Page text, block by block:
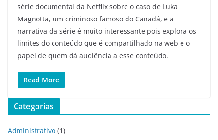
série documental da Netflix sobre o caso de Luka
Magnotta, um criminoso famoso do Canadá, e a
narrativa da série é muito interessante pois explora os
limites do conteúdo que é compartilhado na web e o
papel de quem dá audiência a esse conteúdo.
Read More
Categorias
Administrativo (1)